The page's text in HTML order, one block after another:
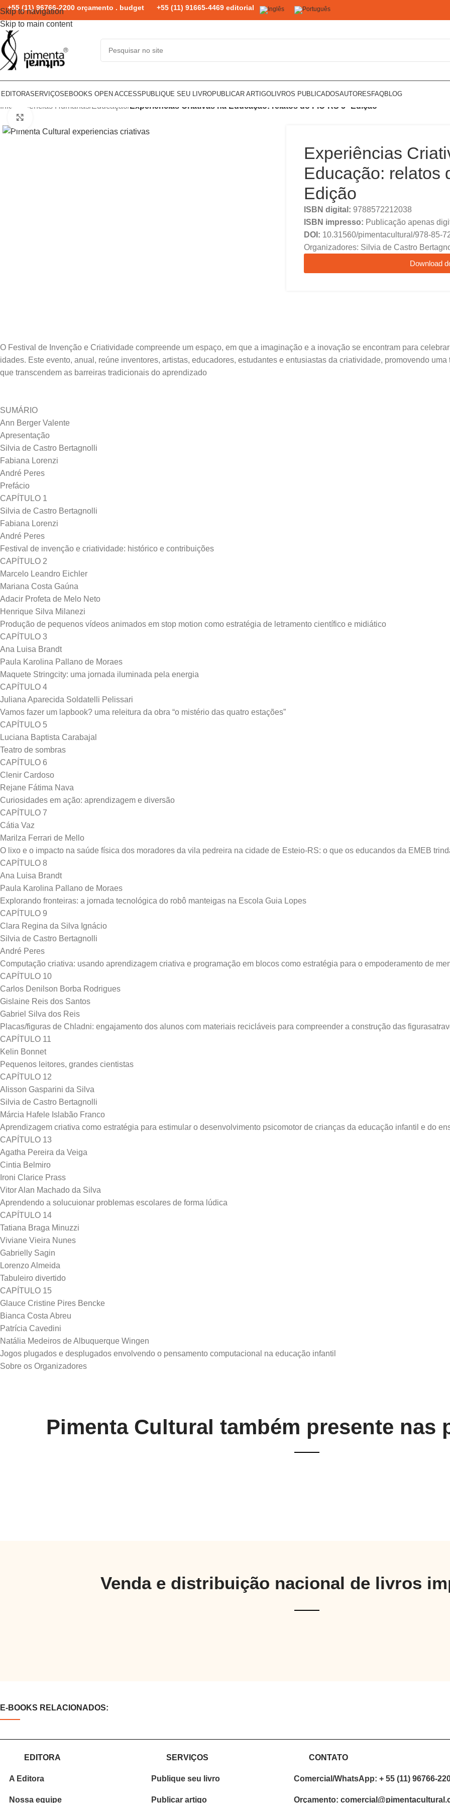
Skip to navigation
Skip to main content
+55 (11) 96766-2200 orçamento . budget +55 (11) 91665-4469 editorial
SERVIÇOS EBOOKS OPEN ACCESS PUBLIQUE SEU LIVROPUBLICAR ARTIGOLIVROS PUBLICADOSAUTORES FAQBLOG
Início Ciências Humanas/Educação/Experiências Criativas na Educação: relatos do FIC-RS 5ª Edição
Experiências
Educação: relatos
Edição
ISBN digital: 9788572212038
ISBN impresso: Publicação apenas
DOI: 10.31560/pimentacultural/978-85-
Organizadores: Silvia de Castro
Download
O Festival de Invenção e Criatividade compreende um espaço, em que a imaginação e a inovação se encontram para
idades. Este evento, anual, reúne inventores, artistas, educadores, estudantes e entusiastas da criatividade, promovendo
SUMÁRIO
Ann Berger Valente
Apresentação
Silvia de Castro Bertagnolli
Fabiana Lorenzi
André Peres
Prefácio
CAPÍTULO 1
Silvia de Castro Bertagnolli
Fabiana Lorenzi
André Peres
Festival de invenção e criatividade: histórico e contribuições
CAPÍTULO 2
Marcelo Leandro Eichler
Mariana Costa Gaúna
Adacir Profeta de Melo Neto
Henrique Silva Milanezi
Produção de pequenos vídeos animados em stop motion como estratégia de letramento científico e midiático
CAPÍTULO 3
Ana Luisa Brandt
Paula Karolina Pallano de Moraes
Maquete Stringcity: uma jornada iluminada pela energia
CAPÍTULO 4
Juliana Aparecida Soldatelli Pelissari
Vamos fazer um lapbook? uma releitura da obra “o mistério das quatro estações”
CAPÍTULO 5
Luciana Baptista Carabajal
Teatro de sombras
CAPÍTULO 6
Clenir Cardoso
Rejane Fátima Nava
Curiosidades em ação: aprendizagem e diversão
CAPÍTULO 7
Cátia Vaz
Marilza Ferrari de Mello
O lixo e o impacto na saúde física dos moradores da vila pedreira na cidade de Esteio-RS: o que os educandos da EMEB
CAPÍTULO 8
Ana Luisa Brandt
Paula Karolina Pallano de Moraes
Explorando fronteiras: a jornada tecnológica do robô manteigas na Escola Guia Lopes
CAPÍTULO 9
Clara Regina da Silva Ignácio
Silvia de Castro Bertagnolli
André Peres
Computação criativa: usando aprendizagem criativa e programação em blocos como estratégia para o empoderamento de
CAPÍTULO 10
Carlos Denilson Borba Rodrigues
Gislaine Reis dos Santos
Gabriel Silva dos Reis
Placas/figuras de Chladni: engajamento dos alunos com materiais recicláveis para compreender a construção das
CAPÍTULO 11
Kelin Bonnet
Pequenos leitores, grandes cientistas
CAPÍTULO 12
Alisson Gasparini da Silva
Silvia de Castro Bertagnolli
Márcia Hafele Islabão Franco
Aprendizagem criativa como estratégia para estimular o desenvolvimento psicomotor de crianças da educação infantil e do
CAPÍTULO 13
Agatha Pereira da Veiga
Cintia Belmiro
Ironi Clarice Prass
Vitor Alan Machado da Silva
Aprendendo a solucuionar problemas escolares de forma lúdica
CAPÍTULO 14
Tatiana Braga Minuzzi
Viviane Vieira Nunes
Gabrielly Sagin
Lorenzo Almeida
Tabuleiro divertido
CAPÍTULO 15
Glauce Cristine Pires Bencke
Bianca Costa Abreu
Patrícia Cavedini
Natália Medeiros de Albuquerque Wingen
Jogos plugados e desplugados envolvendo o pensamento computacional na educação infantil
Pimenta Cultural também presente nas
Venda e distribuição nacional de livros
E-BOOKS RELACIONADOS:
EDITORA
A Editora
Nossa equipe
SERVIÇOS
Publique seu livro
Publicar artigo
CONTATO
Comercial/WhatsApp: + 55 (11) 96766-
Orçamento: